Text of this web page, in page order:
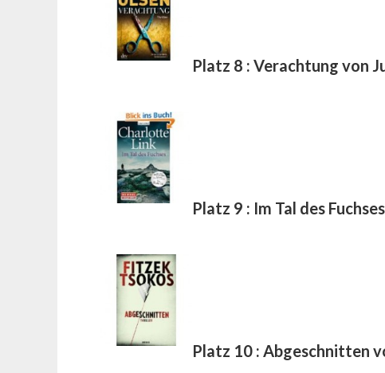
Platz 8 : Verachtung von
Platz 9 : Im Tal des
Platz 10 : Abgeschnitten